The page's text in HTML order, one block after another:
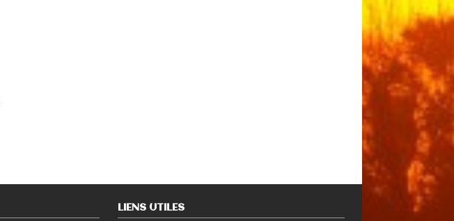
LIENS UTILES